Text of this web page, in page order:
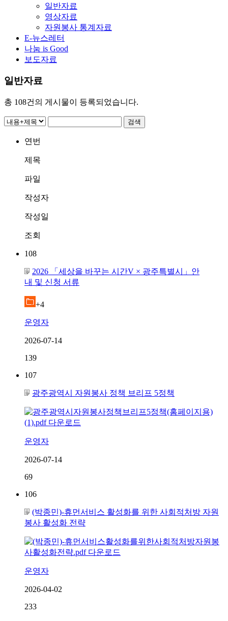
일반자료
영상자료
자원봉사 통계자료
E-뉴스레터
나눔 is Good
보도자료
일반자료
총 108건의 게시물이 등록되었습니다.
연번
제목
파일
작성자
작성일
조회
108
2026 「세상을 바꾸는 시간V × 광주특별시」안
내 및 신청 서류
+4
운영자
2026-07-14
139
107
광주광역시 자원봉사 정책 브리프 5정책
운영자
2026-07-14
69
106
(박종민)-휴먼서비스 활성화를 위한 사회적처방 자원
봉사 활성화 전략
운영자
2026-04-02
233